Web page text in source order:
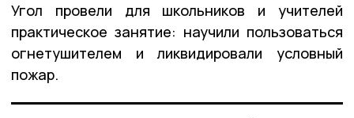
Угол провели для школьников и учителей
практическое занятие: научили пользоваться
огнетушителем и ликвидировали условный
пожар.